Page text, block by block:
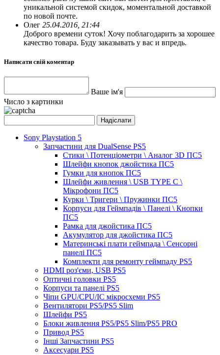
уникальной системой скидок, моментальной доставкой
по новой почте.
Олег 25.04.2016, 21:44
Доброго времени суток! Хочу поблагодарить за хорошее
качество товара. Буду заказывать у вас и впредь.
Написати свій коментар
Ваше ім'я
Число з картинки
Sony Playstation 5
Запчастини для DualSense PS5
Стики \ Потенціометри \ Аналог 3D ПС5
Шлейфи кнопок джойстика ПС5
Гумки для кнопок ПС5
Шлейфи живлення \ USB TYPE C \
Мікрофони ПС5
Курки \ Тригери \ Пружинки ПС5
Корпуси для Геймпадів \ Панелі \ Кнопки
ПС5
Рамка для джойстика ПС5
Акумулятор для джойстика ПС5
Материнські плати геймпада \ Сенсорні
панелі ПС5
Комплекти для ремонту геймпаду PS5
HDMI роз'єми, USB PS5
Оптичні головки PS5
Корпуси та панелі PS5
Чіпи GPU/CPU/IC мікросхеми PS5
Вентилятори PS5/PS5 Slim
Шлейфи PS5
Блоки живлення PS5/PS5 Slim/PS5 PRO
Привод PS5
Інші Запчастини PS5
Аксесуари PS5